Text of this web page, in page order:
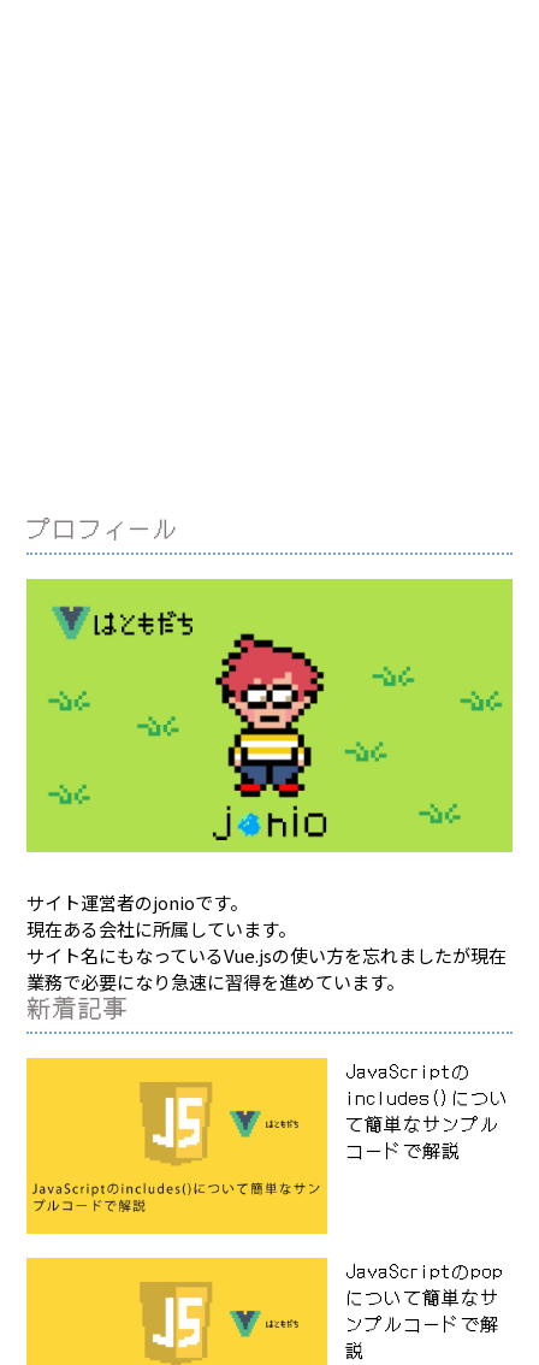
プロフィール
サイト運営者のjonioです。
現在ある会社に所属しています。
サイト名にもなっているVue.jsの使い方を忘れましたが現在
業務で必要になり急速に習得を進めています。
新着記事
JavaScriptの
includes()につい
て簡単なサンプル
コードで解説
JavaScriptのpop
について簡単なサ
ンプルコードで解
説